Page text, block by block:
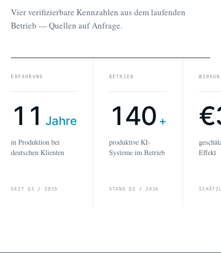
Vier verifizierbare Kennzahlen aus dem laufenden
Betrieb — Quellen auf Anfrage.
ERFAHRUNG
11 Jahre
in Produktion bei
deutschen Klienten
SEIT Q3 / 2015
BETRIEB
140 +
produktive KI-
Systeme im Betrieb
STAND Q2 / 2026
Effekt